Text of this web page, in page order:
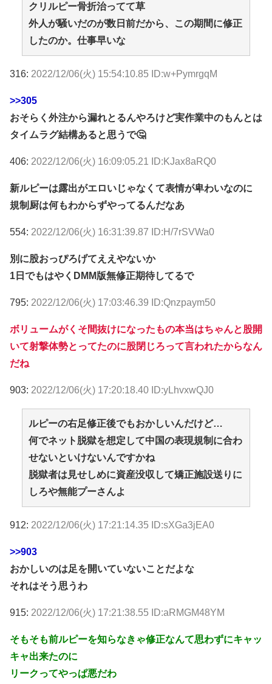
クリルピー骨折治ってて草
外人が騒いだのが数日前だから、この期間に修正
したのか。仕事早いな
316: 2022/12/06(火) 15:54:10.85 ID:w+PymrgqM
>>305
おそらく外注から漏れとるんやろけど実作業中のもんとは
タイムラグ結構あると思うで🤔
406: 2022/12/06(火) 16:09:05.21 ID:KJax8aRQ0
新ルピーは露出がエロいじゃなくて表情が卑わいなのに
規制厨は何もわからずやってるんだなあ
554: 2022/12/06(火) 16:31:39.87 ID:H/7rSVWa0
別に股おっぴろげてええやないか
1日でもはやくDMM版無修正期待してるで
795: 2022/12/06(火) 17:03:46.39 ID:Qnzpaym50
ボリュームがくそ間抜けになったもの本当はちゃんと股開
いて射撃体勢とってたのに股閉じろって言われたからなん
だね
903: 2022/12/06(火) 17:20:18.40 ID:yLhvxwQJ0
ルピーの右足修正後でもおかしいんだけど…
何でネット脱獄を想定して中国の表現規制に合わ
せないといけないんですかね
脱獄者は見せしめに資産没収して矯正施設送りに
しろや無能プーさんよ
912: 2022/12/06(火) 17:21:14.35 ID:sXGa3jEA0
>>903
おかしいのは足を開いていないことだよな
それはそう思うわ
915: 2022/12/06(火) 17:21:38.55 ID:aRMGM48YM
そもそも前ルピーを知らなきゃ修正なんて思わずにキャッ
キャ出来たのに
リークってやっぱ悪だわ